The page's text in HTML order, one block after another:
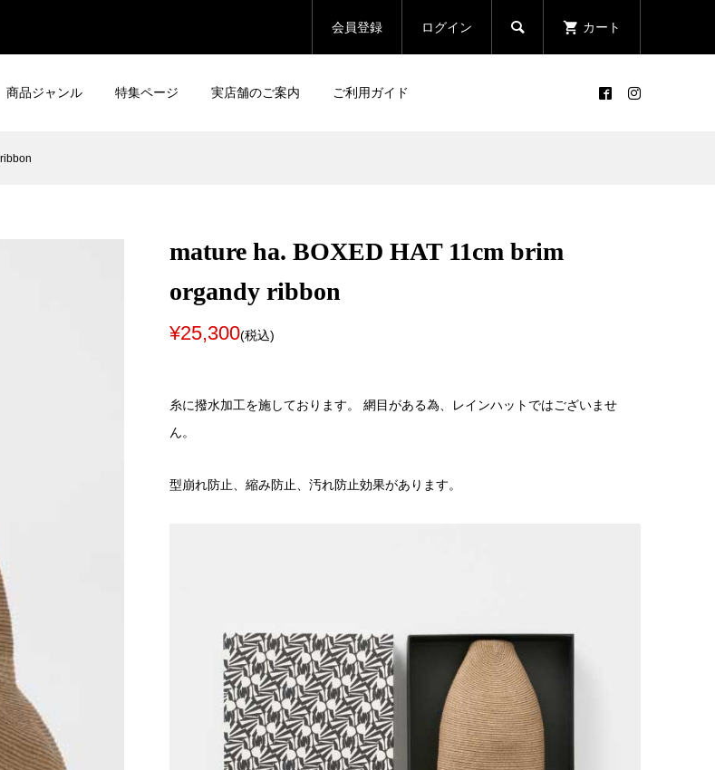
会員登録 ログイン  カート
商品ジャンル 特集ページ 実店舗のご案内 ご利用ガイド
mature ha. BOXED HAT 11cm brim
organdy ribbon
¥25,300(税込)
糸に撥水加工を施しております。 網目がある為、レインハットではございませ
ん。
型崩れ防止、縮み防止、汚れ防止効果があります。